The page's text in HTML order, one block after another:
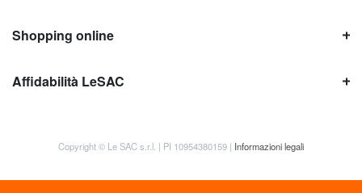
Shopping online
Affidabilità LeSAC
Copyright © Le SAC s.r.l. | PI 10954380159 | Informazioni legali